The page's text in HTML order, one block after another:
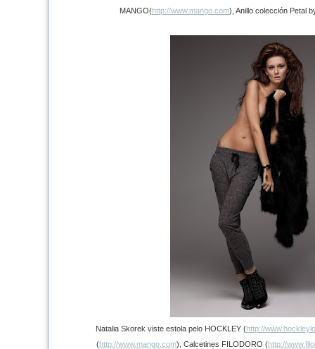
MANGO(http://www.mango.com), Anillo colección Petal
Natalia Skorek viste estola pelo HOCKLEY (http://
(http://www.mango.com), Calcetines FILODORO (http://